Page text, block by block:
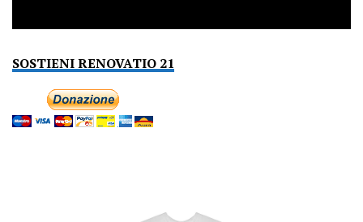
SOSTIENI RENOVATIO 21